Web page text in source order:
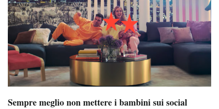
Sempre meglio non mettere i bambini sui social